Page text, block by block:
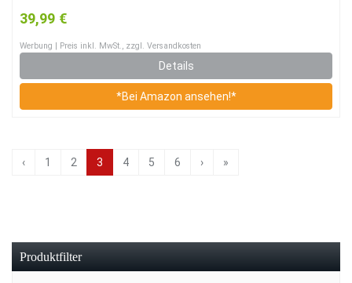
39,5 cm, weiß, Größe
39,99 €
Werbung | Preis inkl. MwSt., zzgl. Versandkosten
Details
*Bei Amazon ansehen!*
‹ 1 2 3 4 5 6 › »
Produktfilter